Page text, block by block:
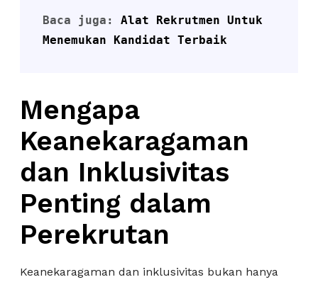
Baca juga: Alat Rekrutmen Untuk
Menemukan Kandidat Terbaik
Mengapa
Keanekaragaman
dan Inklusivitas
Penting dalam
Perekrutan
Keanekaragaman dan inklusivitas bukan hanya